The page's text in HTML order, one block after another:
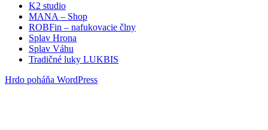
K2 studio
MANA – Shop
ROBFin – nafukovacie člny
Splav Hrona
Splav Váhu
Tradičné luky LUKBIS
Hrdo poháňa WordPress